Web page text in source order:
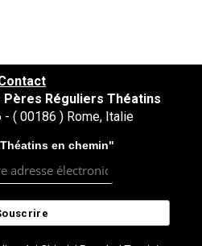
Pères Réguliers Théatins
- ( 00186 ) Rome, Italie
en chemin"